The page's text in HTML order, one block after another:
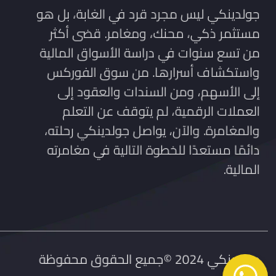
جولدينكي ليس مجرد قرد في الغابة، بل هو
مستثمر ذكي، محنك، ومغامر. قضى أكثر
من تسع سنوات في دراسة الأسواق المالية
واستكشاف أسرارها. من سوق الفوركس
إلى الأسهم، ومن السندات والعقود إلى
العملات الرقمية، لم يتوقف عن التعلم
والمغامرة. والآن، يواصل جولدينكي رحلته،
دائمًا مستعدًا للخطوة التالية في مغامرته
المالية.
جولدينكي 2024 ©جميع الحقوق محفوظة